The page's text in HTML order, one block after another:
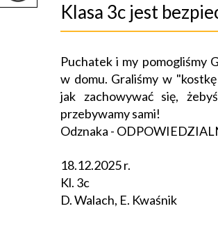
Klasa 3c jest
Puchatek i my pomogliśmy
w domu. Graliśmy w
jak zachowywać się,
przebywamy sami!
Odznaka -
18.12.2025 r.
Kl. 3c
D. Walach, E. Kwaśnik